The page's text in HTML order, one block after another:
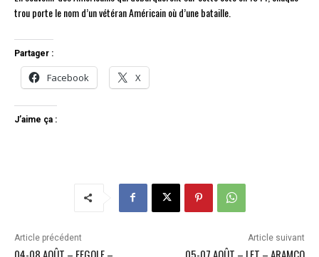
trou porte le nom d’un vétéran Américain où d’une bataille.
Partager :
Facebook X
J’aime ça :
Article précédent Article suivant